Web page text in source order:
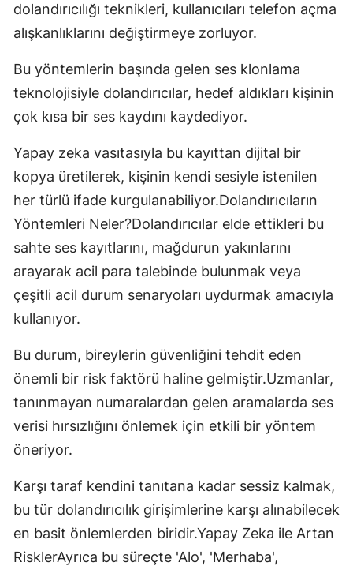
dolandırıcılığı teknikleri, kullanıcıları telefon açma
alışkanlıklarını değiştirmeye zorluyor.
Bu yöntemlerin başında gelen ses klonlama
teknolojisiyle dolandırıcılar, hedef aldıkları kişinin
çok kısa bir ses kaydını kaydediyor.
Yapay zeka vasıtasıyla bu kayıttan dijital bir
kopya üretilerek, kişinin kendi sesiyle istenilen
her türlü ifade kurgulanabiliyor.Dolandırıcıların
Yöntemleri Neler?Dolandırıcılar elde ettikleri bu
sahte ses kayıtlarını, mağdurun yakınlarını
arayarak acil para talebinde bulunmak veya
çeşitli acil durum senaryoları uydurmak amacıyla
kullanıyor.
Bu durum, bireylerin güvenliğini tehdit eden
önemli bir risk faktörü haline gelmiştir.Uzmanlar,
tanınmayan numaralardan gelen aramalarda ses
verisi hırsızlığını önlemek için etkili bir yöntem
öneriyor.
Karşı taraf kendini tanıtana kadar sessiz kalmak,
bu tür dolandırıcılık girişimlerine karşı alınabilecek
en basit önlemlerden biridir.Yapay Zeka ile Artan
RisklerAyrıca bu süreçte 'Alo', 'Merhaba',